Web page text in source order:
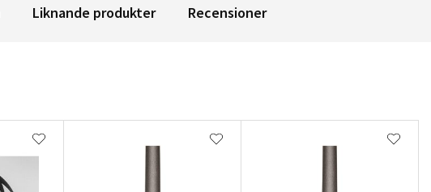
Liknande produkter Recensioner